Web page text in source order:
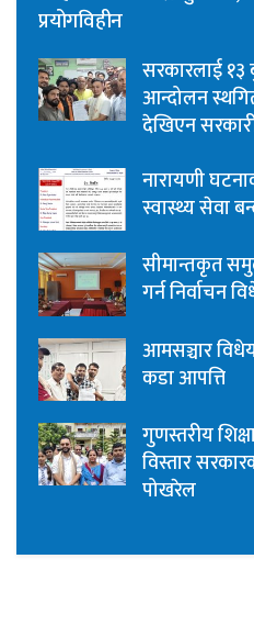
प्रयोगविहीन
सरकारलाई १३
आन्दोलन
देखिएन
नारायणी
स्वास्थ्य सेवा
सीमान्तकृत
गर्न निर्वाचन
आमसञ्चार
कडा आपत्ति
गुणस्तरीय
विस्तार
पोखरेल